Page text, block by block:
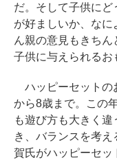
だ。そして子供にど
が好ましいか、な
ん親の意見もきち
子供に与えられるお
ハッピーセットの
から8歳まで。この
も遊び方も大きく
き、バランスを考
賀氏がハッピーセッ